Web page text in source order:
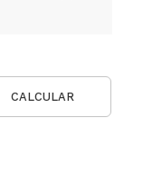
CALCULAR